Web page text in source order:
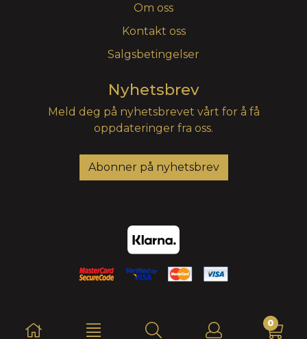
0
Om oss
Kontakt oss
Salgsbetingelser
Nyhetsbrev
Meld deg på nyhetsbrevet vårt for å få
oppdateringer fra oss.
Abonner på nyhetsbrev